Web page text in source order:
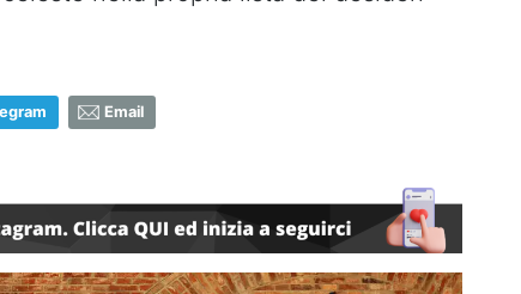
Email